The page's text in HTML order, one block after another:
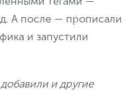
А после — прописали
и запустили
и другие